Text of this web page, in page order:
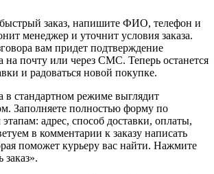
заказ, напишите ФИО, телефон и
менеджер и уточнит условия заказа.
вам придет подтверждение
на почту или через СМС. Теперь останется
и радоваться новой покупке.
в стандартном режиме выглядит
Заполняете полностью форму по
адрес, способ доставки, оплаты,
в комментарии к заказу написать
поможет курьеру вас найти. Нажмите